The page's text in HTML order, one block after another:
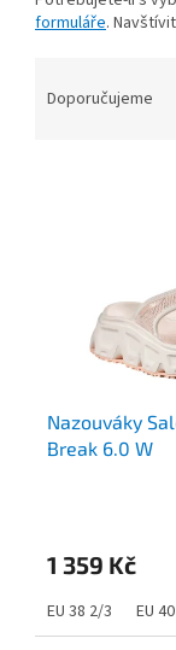
formuláře.
Doporučujeme
Nazouváky
Break 6.0 W
1 359 Kč
EU 38 2/3 EU 40